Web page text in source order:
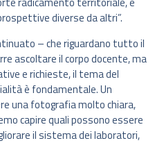
diverse da altri”.
– che riguardano tutto il
ascoltare il corpo docente, ma
e richieste, il tema del
è fondamentale. Un
una fotografia molto chiara,
capire quali possono essere
il sistema dei laboratori,